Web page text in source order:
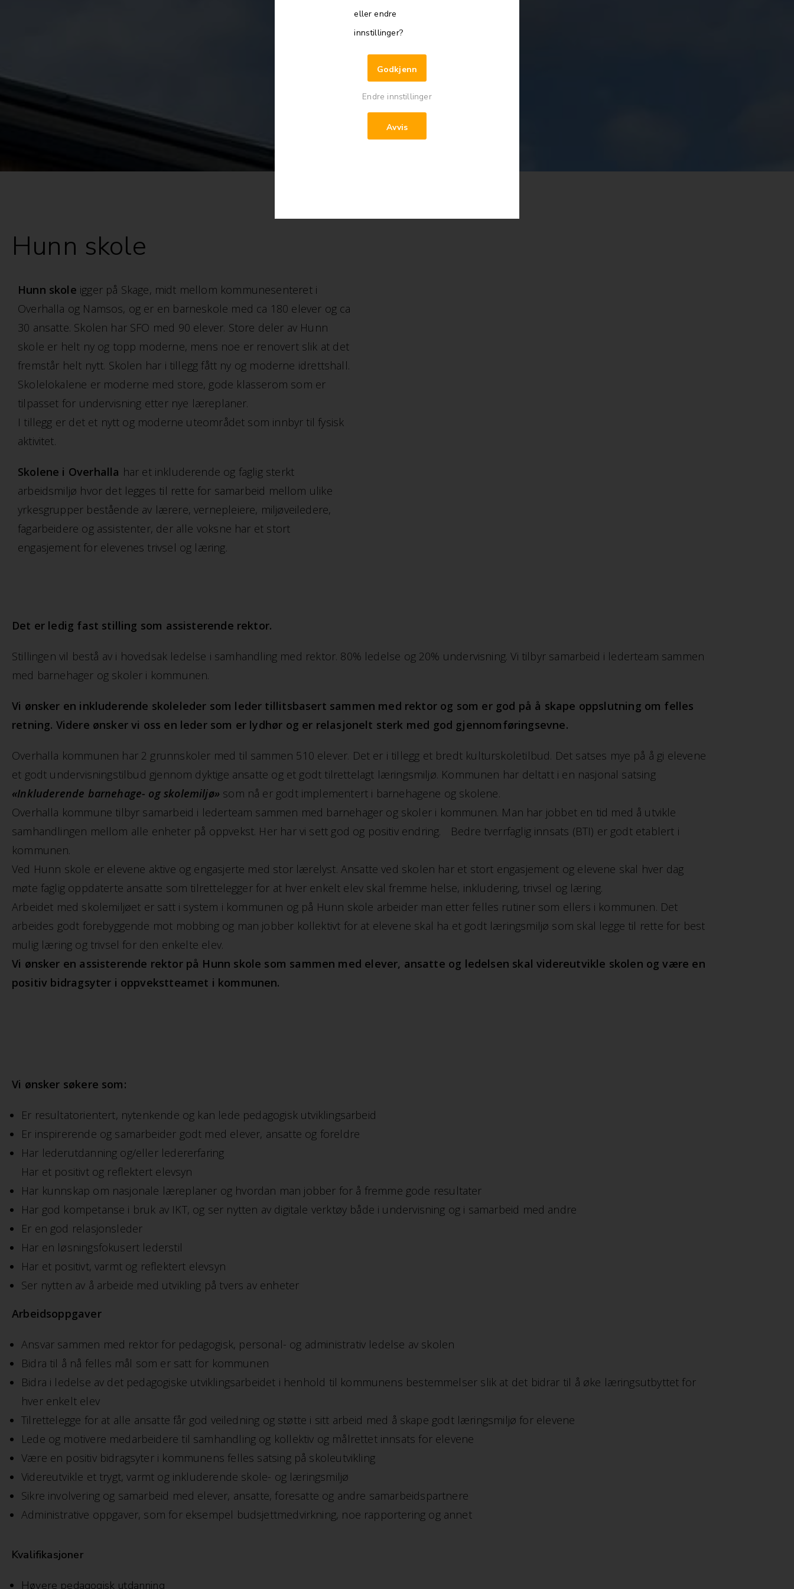
eller endre
innstillinger?
Godkjenn
Endre innstillinger
Avvis
Hunn skole
Hunn skole igger på Skage, midt mellom kommunesenteret i
Overhalla og Namsos, og er en barneskole med ca 180 elever og ca
30 ansatte. Skolen har SFO med 90 elever. Store deler av Hunn
skole er helt ny og topp moderne, mens noe er renovert slik at det
fremstår helt nytt. Skolen har i tillegg fått ny og moderne idrettshall.
Skolelokalene er moderne med store, gode klasserom som er
tilpasset for undervisning etter nye læreplaner.
I tillegg er det et nytt og moderne uteområdet som innbyr til fysisk
aktivitet.
Skolene i Overhalla har et inkluderende og faglig sterkt
arbeidsmiljø hvor det legges til rette for samarbeid mellom ulike
yrkesgrupper bestående av lærere, vernepleiere, miljøveiledere,
fagarbeidere og assistenter, der alle voksne har et stort
engasjement for elevenes trivsel og læring.
Det er ledig fast stilling som assisterende rektor.
Stillingen vil bestå av i hovedsak ledelse i samhandling med rektor. 80% ledelse og 20% undervisning. Vi tilbyr samarbeid i lederteam sammen
med barnehager og skoler i kommunen.
Vi ønsker en inkluderende skoleleder som leder tillitsbasert sammen med rektor og som er god på å skape oppslutning om felles
retning. Videre ønsker vi oss en leder som er lydhør og er relasjonelt sterk med god gjennomføringsevne.
Overhalla kommunen har 2 grunnskoler med til sammen 510 elever. Det er i tillegg et bredt kulturskoletilbud. Det satses mye på å gi elevene
et godt undervisningstilbud gjennom dyktige ansatte og et godt tilrettelagt læringsmiljø. Kommunen har deltatt i en nasjonal satsing
«Inkluderende barnehage- og skolemiljø» som nå er godt implementert i barnehagene og skolene.
Overhalla kommune tilbyr samarbeid i lederteam sammen med barnehager og skoler i kommunen. Man har jobbet en tid med å utvikle
samhandlingen mellom alle enheter på oppvekst. Her har vi sett god og positiv endring. Bedre tverrfaglig innsats (BTI) er godt etablert i
kommunen.
Ved Hunn skole er elevene aktive og engasjerte med stor lærelyst. Ansatte ved skolen har et stort engasjement og elevene skal hver dag
møte faglig oppdaterte ansatte som tilrettelegger for at hver enkelt elev skal fremme helse, inkludering, trivsel og læring.
Arbeidet med skolemiljøet er satt i system i kommunen og på Hunn skole arbeider man etter felles rutiner som ellers i kommunen. Det
arbeides godt forebyggende mot mobbing og man jobber kollektivt for at elevene skal ha et godt læringsmiljø som skal legge til rette for best
mulig læring og trivsel for den enkelte elev.
Vi ønsker en assisterende rektor på Hunn skole som sammen med elever, ansatte og ledelsen skal videreutvikle skolen og være en
positiv bidragsyter i oppvekstteamet i kommunen.
Vi ønsker søkere som:
Er resultatorientert, nytenkende og kan lede pedagogisk utviklingsarbeid
Er inspirerende og samarbeider godt med elever, ansatte og foreldre
Har lederutdanning og/eller ledererfaring
Har et positivt og reflektert elevsyn
Har kunnskap om nasjonale læreplaner og hvordan man jobber for å fremme gode resultater
Har god kompetanse i bruk av IKT, og ser nytten av digitale verktøy både i undervisning og i samarbeid med andre
Er en god relasjonsleder
Har en løsningsfokusert lederstil
Har et positivt, varmt og reflektert elevsyn
Ser nytten av å arbeide med utvikling på tvers av enheter
Arbeidsoppgaver
Ansvar sammen med rektor for pedagogisk, personal- og administrativ ledelse av skolen
Bidra til å nå felles mål som er satt for kommunen
Bidra i ledelse av det pedagogiske utviklingsarbeidet i henhold til kommunens bestemmelser slik at det bidrar til å øke læringsutbyttet for
hver enkelt elev
Tilrettelegge for at alle ansatte får god veiledning og støtte i sitt arbeid med å skape godt læringsmiljø for elevene
Lede og motivere medarbeidere til samhandling og kollektiv og målrettet innsats for elevene
Være en positiv bidragsyter i kommunens felles satsing på skoleutvikling
Videreutvikle et trygt, varmt og inkluderende skole- og læringsmiljø
Sikre involvering og samarbeid med elever, ansatte, foresatte og andre samarbeidspartnere
Administrative oppgaver, som for eksempel budsjettmedvirkning, noe rapportering og annet
Kvalifikasjoner
Høyere pedagogisk utdanning